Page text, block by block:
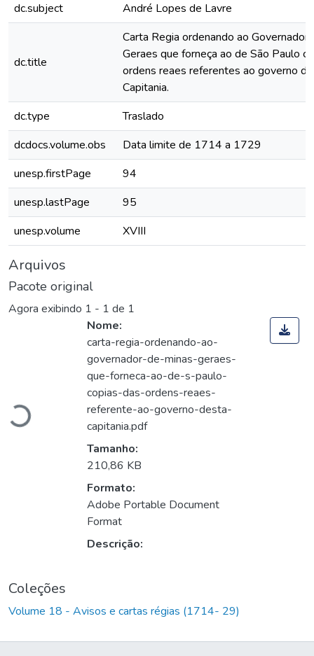
dc.subject
André Lopes de Lavre
dc.title
Carta Regia ordenando ao Governador
Geraes que forneça ao de São Paulo
ordens reaes referentes ao governo
Capitania.
dc.type
Traslado
dcdocs.volume.obs
Data limite de 1714 a 1729
unesp.firstPage
94
unesp.lastPage
95
unesp.volume
XVIII
Arquivos
Pacote original
Agora exibindo 1 - 1 de 1
Carregando...
Nome:
carta-regia-ordenando-ao-
governador-de-minas-geraes-
que-forneca-ao-de-s-paulo-
copias-das-ordens-reaes-
referente-ao-governo-desta-
capitania.pdf
Tamanho:
210,86 KB
Formato:
Adobe Portable Document
Format
Descrição:
Coleções
Volume 18 - Avisos e cartas régias (1714- 29)